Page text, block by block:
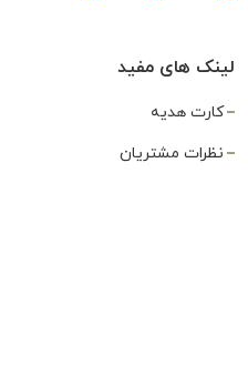
لینک های مفید
کارت هدیه
نظرات مشتریان